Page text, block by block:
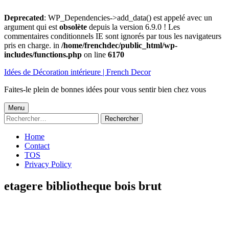
Deprecated: WP_Dependencies->add_data() est appelé avec un
argument qui est obsolète depuis la version 6.9.0 ! Les
commentaires conditionnels IE sont ignorés par tous les navigateurs
pris en charge. in /home/frenchdec/public_html/wp-
includes/functions.php on line 6170
au
Idées de Décoration intérieure | French Decor
Faites-le plein de bonnes idées pour vous sentir bien chez vous
Menu
principal
Menu
Rechercher :
Home
Contact
TOS
Privacy Policy
etagere bibliotheque bois brut